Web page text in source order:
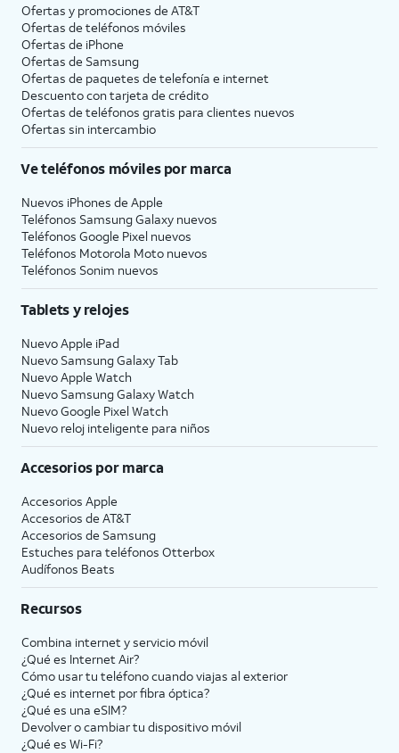
Ofertas y promociones de AT&T
Ofertas de teléfonos móviles
Ofertas de iPhone
Ofertas de Samsung
Ofertas de paquetes de telefonía e internet
Descuento con tarjeta de crédito
Ofertas de teléfonos gratis para clientes nuevos
Ofertas sin intercambio
Ve teléfonos móviles por marca
Nuevos iPhones de Apple
Teléfonos Samsung Galaxy nuevos
Teléfonos Google Pixel nuevos
Teléfonos Motorola Moto nuevos
Teléfonos Sonim nuevos
Tablets y relojes
Nuevo Apple iPad
Nuevo Samsung Galaxy Tab
Nuevo Apple Watch
Nuevo Samsung Galaxy Watch
Nuevo Google Pixel Watch
Nuevo reloj inteligente para niños
Accesorios por marca
Accesorios Apple
Accesorios de AT&T
Accesorios de Samsung
Estuches para teléfonos Otterbox
Audífonos Beats
Recursos
Combina internet y servicio móvil
¿Qué es Internet Air?
Cómo usar tu teléfono cuando viajas al exterior
¿Qué es internet por fibra óptica?
¿Qué es una eSIM?
Devolver o cambiar tu dispositivo móvil
¿Qué es Wi-Fi?